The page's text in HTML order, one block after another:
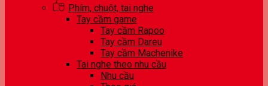
Phím, chuột, tai nghe
Tay cầm game
Tay cầm Rapoo
Tay cầm Dareu
Tay cầm Machenike
Tai nghe theo nhu cầu
Nhu cầu